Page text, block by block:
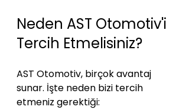
Neden AST Otomotiv'i
Tercih Etmelisiniz?
AST Otomotiv, birçok avantaj
sunar. İşte neden bizi tercih
etmeniz gerektiği: